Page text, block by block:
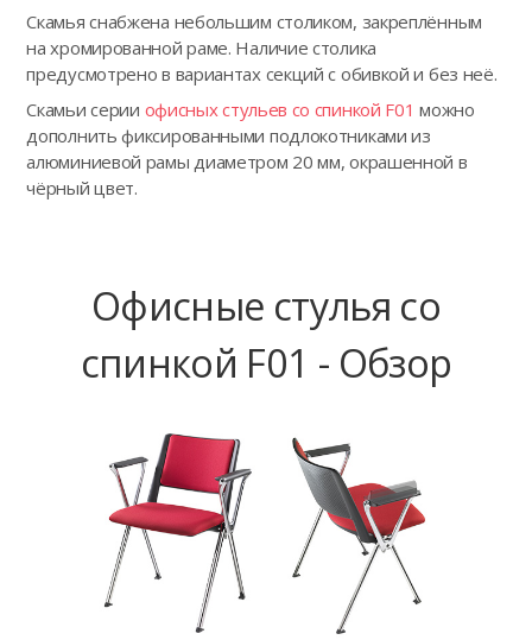
Скамья снабжена небольшим столиком, закреплённым
на хромированной раме. Наличие столика
предусмотрено в вариантах секций с обивкой и без неё.
Скамьи серии офисных стульев со спинкой F01 можно
дополнить фиксированными подлокотниками из
алюминиевой рамы диаметром 20 мм, окрашенной в
чёрный цвет.
Офисные стулья со
спинкой F01 - Обзор